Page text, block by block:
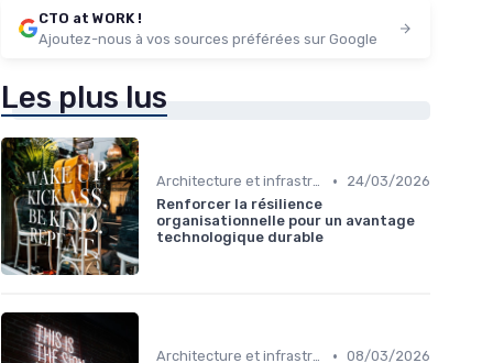
CTO at WORK !
Ajoutez-nous à vos sources préférées sur Google
Les plus lus
Architecture et infrastructure •
24/03/2026
Renforcer la résilience
organisationnelle pour un avantage
technologique durable
Architecture et infrastructure • 08/03/2026